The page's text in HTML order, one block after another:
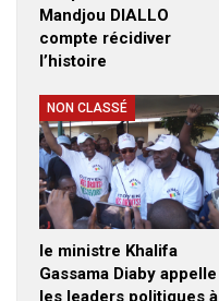
Mandjou DIALLO
compte récidiver
l’histoire
NON CLASSÉ
le ministre Khalifa
Gassama Diaby appelle
les leaders politiques à